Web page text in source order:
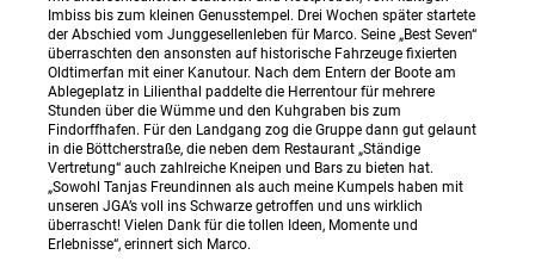
Imbiss bis zum kleinen Genusstempel. Drei Wochen später startete
der Abschied vom Junggesellenleben für Marco. Seine „Best Seven“
überraschten den ansonsten auf historische Fahrzeuge fixierten
Oldtimerfan mit einer Kanutour. Nach dem Entern der Boote am
Ablegeplatz in Lilienthal paddelte die Herrentour für mehrere
Stunden über die Wümme und den Kuhgraben bis zum
Findorffhafen. Für den Landgang zog die Gruppe dann gut gelaunt
in die Böttcherstraße, die neben dem Restaurant „Ständige
Vertretung“ auch zahlreiche Kneipen und Bars zu bieten hat.
„Sowohl Tanjas Freundinnen als auch meine Kumpels haben mit
unseren JGA’s voll ins Schwarze getroffen und uns wirklich
überrascht! Vielen Dank für die tollen Ideen, Momente und
Erlebnisse“, erinnert sich Marco.